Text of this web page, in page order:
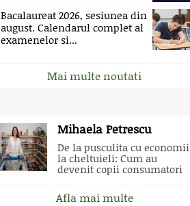
Bacalaureat 2026, sesiunea din
august. Calendarul complet al
examenelor si...
Mai multe noutati
Mihaela Petrescu
De la pusculita cu economii
la cheltuieli: Cum au
devenit copii consumatori
Afla mai multe